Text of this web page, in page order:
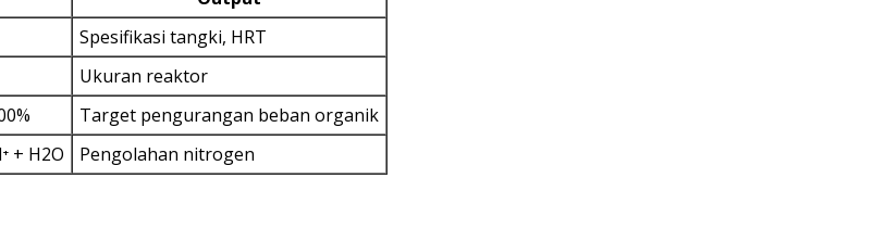
Spesifikasi tangki, HRT
Ukuran reaktor
Target pengurangan beban organik
+ H2O Pengolahan nitrogen